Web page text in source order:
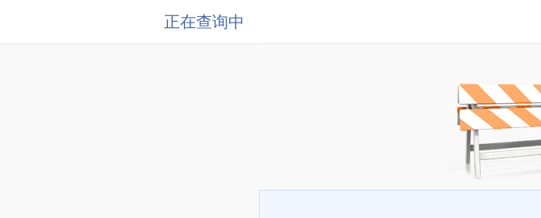
正在查询中